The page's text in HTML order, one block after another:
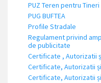
PUZ Teren pentru Tineri
PUG BUFTEA
Profile Stradale
Regulament privind
de publicitate
Certificate , Autorizatii
Certificate, Autorizatii
Certificate, Autorizatii